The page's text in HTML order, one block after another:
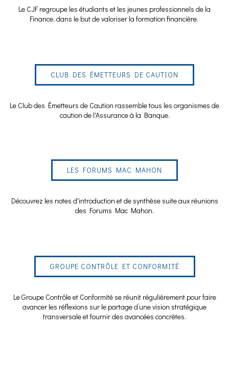
Le CJF regroupe les étudiants et les jeunes professionnels de la
Finance, dans le but de valoriser la formation financière.
CLUB DES ÉMETTEURS DE CAUTION
Le Club des Émetteurs de Caution rassemble tous les organismes de
caution de l'Assurance à la Banque.
LES FORUMS MAC MAHON
Découvrez les notes d'introduction et de synthèse suite aux réunions
des Forums Mac Mahon.
GROUPE CONTRÔLE ET CONFORMITÉ
Le Groupe Contrôle et Conformité se réunit régulièrement pour faire
avancer les réflexions sur le partage d’une vision stratégique
transversale et fournir des avancées concrètes.